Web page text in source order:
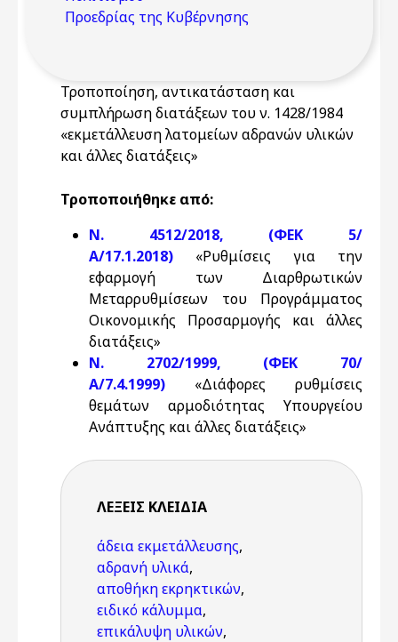
Προεδρίας της Κυβέρνησης
Τροποποίηση, αντικατάσταση και
συμπλήρωση διατάξεων του ν. 1428/1984
«εκμετάλλευση λατομείων αδρανών υλικών
και άλλες διατάξεις»
Τροποποιήθηκε από:
N. 4512/2018, (ΦΕΚ 5/
Α/17.1.2018) «Ρυθμίσεις για την
εφαρμογή των Διαρθρωτικών
Μεταρρυθμίσεων του Προγράμματος
Οικονομικής Προσαρμογής και άλλες
διατάξεις»
Ν. 2702/1999, (ΦΕΚ 70/
Α/7.4.1999) «Διάφορες ρυθμίσεις
θεμάτων αρμοδιότητας Υπουργείου
Ανάπτυξης και άλλες διατάξεις»
ΛΈΞΕΙΣ KΛΕΙΔΙΆ
άδεια εκμετάλλευσης,
αδρανή υλικά,
αποθήκη εκρηκτικών,
ειδικό κάλυμμα,
επικάλυψη υλικών,